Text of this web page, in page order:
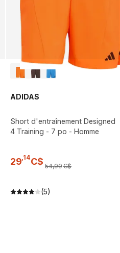
ADIDAS
Short d'entraînement Designed
4 Training - 7 po - Homme
29 14C$ 54,99C$
(5)